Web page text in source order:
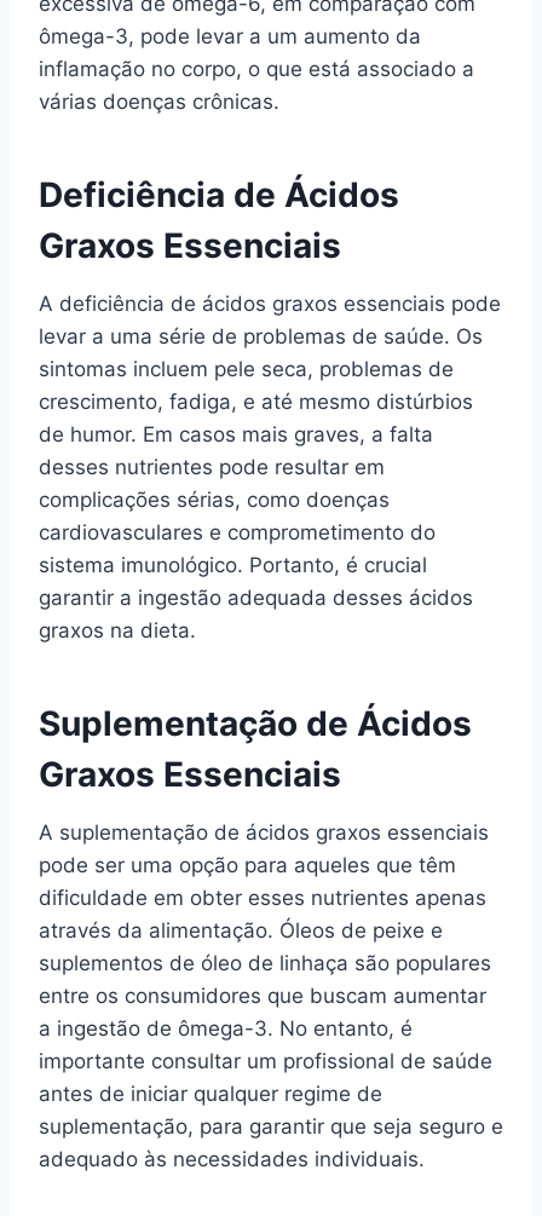
ômega-3, pode levar a um aumento da
inflamação no corpo, o que está associado a
várias doenças crônicas.
Deficiência de Ácidos
Graxos Essenciais
A deficiência de ácidos graxos essenciais pode
levar a uma série de problemas de saúde. Os
sintomas incluem pele seca, problemas de
crescimento, fadiga, e até mesmo distúrbios
de humor. Em casos mais graves, a falta
desses nutrientes pode resultar em
complicações sérias, como doenças
cardiovasculares e comprometimento do
sistema imunológico. Portanto, é crucial
garantir a ingestão adequada desses ácidos
graxos na dieta.
Suplementação de Ácidos
Graxos Essenciais
A suplementação de ácidos graxos essenciais
pode ser uma opção para aqueles que têm
dificuldade em obter esses nutrientes apenas
através da alimentação. Óleos de peixe e
suplementos de óleo de linhaça são populares
entre os consumidores que buscam aumentar
a ingestão de ômega-3. No entanto, é
importante consultar um profissional de saúde
antes de iniciar qualquer regime de
suplementação, para garantir que seja seguro e
adequado às necessidades individuais.